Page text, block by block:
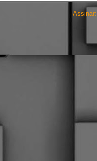
Assinar: